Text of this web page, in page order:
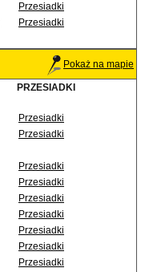
Przesiadki
Przesiadki
Pokaż na mapie
PRZESIADKI
Przesiadki
Przesiadki
Przesiadki
Przesiadki
Przesiadki
Przesiadki
Przesiadki
Przesiadki
Przesiadki